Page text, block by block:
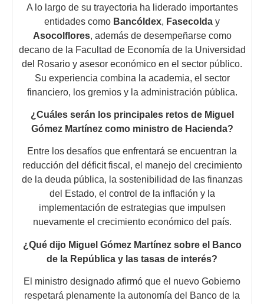
A lo largo de su trayectoria ha liderado importantes
entidades como Bancóldex, Fasecolda y
Asocolflores, además de desempeñarse como
decano de la Facultad de Economía de la Universidad
del Rosario y asesor económico en el sector público.
Su experiencia combina la academia, el sector
financiero, los gremios y la administración pública.
¿Cuáles serán los principales retos de Miguel
Gómez Martínez como ministro de Hacienda?
Entre los desafíos que enfrentará se encuentran la
reducción del déficit fiscal, el manejo del crecimiento
de la deuda pública, la sostenibilidad de las finanzas
del Estado, el control de la inflación y la
implementación de estrategias que impulsen
nuevamente el crecimiento económico del país.
¿Qué dijo Miguel Gómez Martínez sobre el Banco
de la República y las tasas de interés?
El ministro designado afirmó que el nuevo Gobierno
respetará plenamente la autonomía del Banco de la